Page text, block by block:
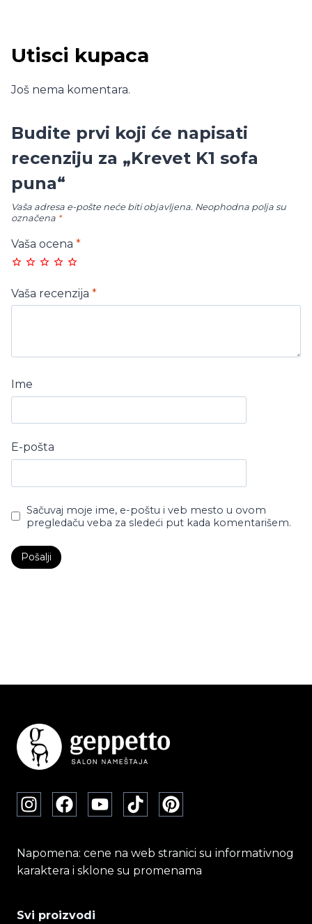
Utisci kupaca
Još nema komentara.
Budite prvi koji će napisati
recenziju za „Krevet K1 sofa
puna“
Vaša adresa e-pošte neće biti objavljena. Neophodna polja su
označena *
Vaša ocena *
Vaša recenzija *
Ime
E-pošta
Sačuvaj moje ime, e-poštu i veb mesto u ovom
pregledaču veba za sledeći put kada komentarišem.
Napomena: cene na web stranici su informativnog
karaktera i sklone su promenama
Svi proizvodi